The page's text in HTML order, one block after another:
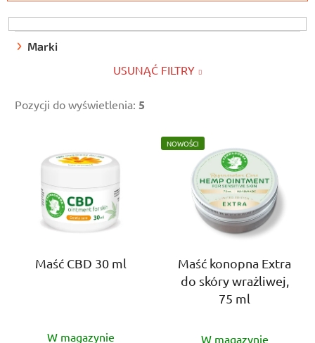
a
p
Marki
USUNĄĆ FILTRY
Pozycji do wyświetlenia: 5
Maść CBD 30 ml
W magazynie
NOWOŚCI
Maść konopna Extra
do skóry wrażliwej,
75 ml
W magazynie